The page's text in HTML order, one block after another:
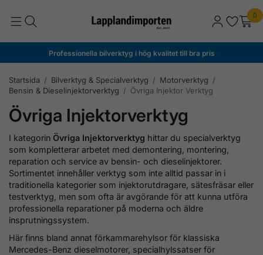
0
Professionella bilverktyg i hög kvalitet till bra pris
Startsida / Bilverktyg & Specialverktyg / Motorverktyg /
Bensin & Dieselinjektorverktyg / Övriga Injektor Verktyg
Övriga Injektorverktyg
I kategorin Övriga Injektorverktyg hittar du specialverktyg
som kompletterar arbetet med demontering, montering,
reparation och service av bensin- och dieselinjektorer.
Sortimentet innehåller verktyg som inte alltid passar in i
traditionella kategorier som injektorutdragare, sätesfräsar eller
testverktyg, men som ofta är avgörande för att kunna utföra
professionella reparationer på moderna och äldre
insprutningssystem.
Här finns bland annat förkammarehylsor för klassiska
Mercedes-Benz dieselmotorer, specialhylssatser för